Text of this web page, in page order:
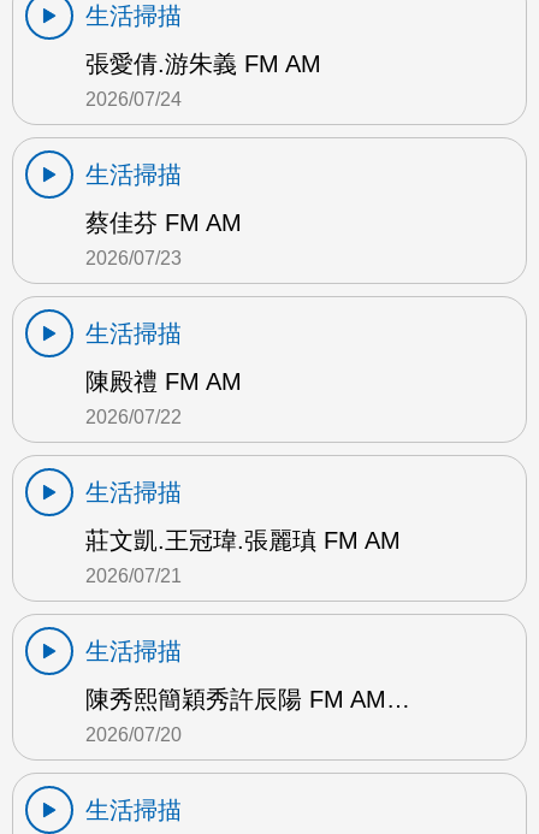
生活掃描
張愛倩.游朱義 FM AM
2026/07/24
生活掃描
蔡佳芬 FM AM
2026/07/23
生活掃描
陳殿禮 FM AM
2026/07/22
生活掃描
莊文凱.王冠瑋.張麗瑱 FM AM
2026/07/21
生活掃描
陳秀熙簡穎秀許辰陽 FM AM…
2026/07/20
生活掃描